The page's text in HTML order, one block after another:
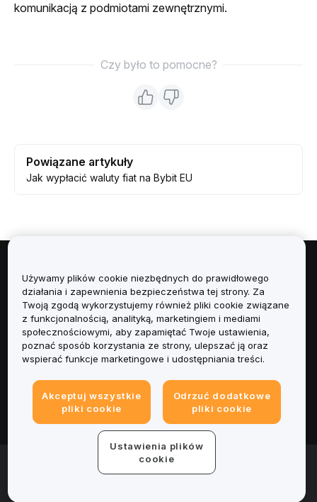
komunikacją z podmiotami zewnętrznymi.
Czy było to pomocne?
Powiązane artykuły
Jak wypłacić waluty fiat na Bybit EU
Informacje
Usługi
Obsługa Klienta
Informacje prawne
© 2025-2026 Bybit.eu. Wszystkie prawa zastrzeżone.
Używamy plików cookie niezbędnych do prawidłowego
działania i zapewnienia bezpieczeństwa tej strony. Za
Twoją zgodą wykorzystujemy również pliki cookie związane
z funkcjonalnością, analityką, marketingiem i mediami
społecznościowymi, aby zapamiętać Twoje ustawienia,
poznać sposób korzystania ze strony, ulepszać ją oraz
wspierać funkcje marketingowe i udostępniania treści.
Akceptuj wszystkie
pliki cookie
Odrzuć dodatkowe
pliki cookie
Ustawienia plików
cookie